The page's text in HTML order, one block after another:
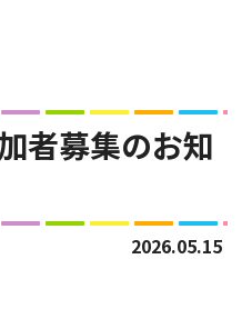
者募集のお知
2026.05.15